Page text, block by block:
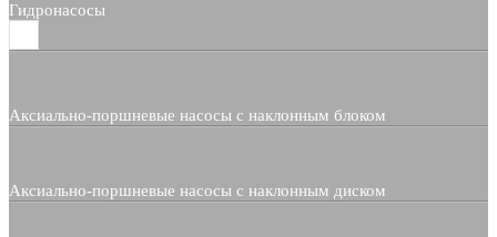
Гидронасосы
Аксиально-поршневые насосы с наклонным блоком
Аксиально-поршневые насосы с наклонным диском